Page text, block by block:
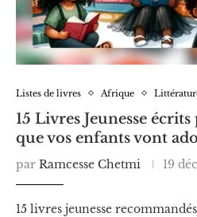
Listes de livres Afrique
15 Livres Jeunesse
que vos enfants vont
par Ramcesse Chetmi 19
15 livres jeunesse